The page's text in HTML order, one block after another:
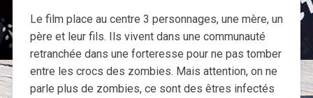
Le film place au centre 3 personnages, une mère, un
père et leur fils. Ils vivent dans une communauté
retranchée dans une forteresse pour ne pas tomber
entre les crocs des zombies. Mais attention, on ne
parle plus de zombies, ce sont des êtres infectés